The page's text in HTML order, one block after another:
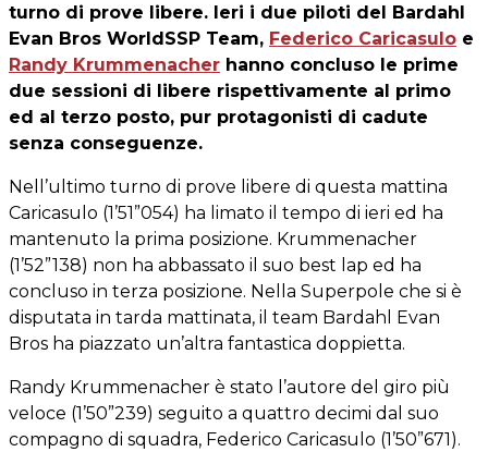
turno di prove libere. Ieri i due piloti del Bardahl
Evan Bros WorldSSP Team, Federico Caricasulo e
Randy Krummenacher hanno concluso le prime
due sessioni di libere rispettivamente al primo
ed al terzo posto, pur protagonisti di cadute
senza conseguenze.
Nell’ultimo turno di prove libere di questa mattina
Caricasulo (1’51”054) ha limato il tempo di ieri ed ha
mantenuto la prima posizione. Krummenacher
(1’52”138) non ha abbassato il suo best lap ed ha
concluso in terza posizione. Nella Superpole che si è
disputata in tarda mattinata, il team Bardahl Evan
Bros ha piazzato un’altra fantastica doppietta.
Randy Krummenacher è stato l’autore del giro più
veloce (1’50”239) seguito a quattro decimi dal suo
compagno di squadra, Federico Caricasulo (1’50”671).